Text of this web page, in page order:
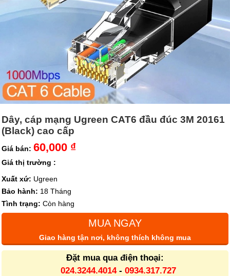
Dây, cáp mạng Ugreen CAT6 đầu đúc 3M 20161
(Black) cao cấp
Giá bán: 60,000 ₫
Giá thị trường :
Xuất xứ: Ugreen
Bảo hành: 18 Tháng
Tình trạng: Còn hàng
MUA NGAY
Giao hàng tận nơi, không thích không mua
Đặt mua qua điện thoại:
024.3244.4014- 0934.317.727